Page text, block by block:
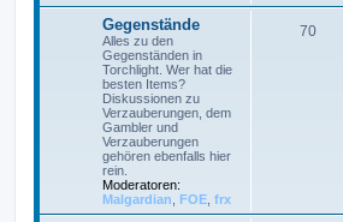
Gegenstände
Alles zu den
Gegenständen in
Torchlight. Wer hat die
besten Items?
Diskussionen zu
Verzauberungen, dem
Gambler und
Verzauberungen
gehören ebenfalls hier
rein.
Moderatoren:
Malgardian FOE frx
70